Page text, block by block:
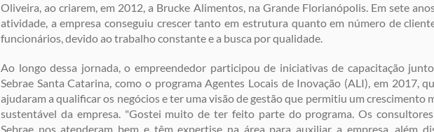
Oliveira, ao criarem, em 2012, a Brucke Alimentos, na Grande Florianópolis. Em sete
atividade, a empresa conseguiu crescer tanto em estrutura quanto em número de
funcionários, devido ao trabalho constante e a busca por qualidade.
Ao longo dessa jornada, o empreendedor participou de iniciativas de capacitação
Sebrae Santa Catarina, como o programa Agentes Locais de Inovação (ALI), em 2017,
ajudaram a qualificar os negócios e ter uma visão de gestão que permitiu um crescimento
sustentável da empresa. "Gostei muito de ter feito parte do programa. Os
Sebrae nos atenderam bem e têm expertise na área para auxiliar a empresa, além